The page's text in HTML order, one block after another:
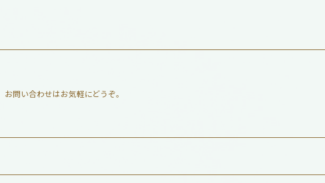
お問い合わせはお気軽にどうぞ。